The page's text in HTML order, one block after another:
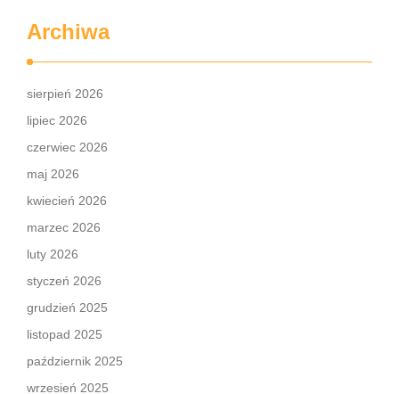
Archiwa
sierpień 2026
lipiec 2026
czerwiec 2026
maj 2026
kwiecień 2026
marzec 2026
luty 2026
styczeń 2026
grudzień 2025
listopad 2025
październik 2025
wrzesień 2025